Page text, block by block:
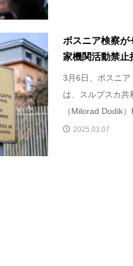
ボスニア検察が
家機関活動禁止
3月6日、ボスニ
は、スルプスカ共
（Milorad Dodik）
2025.03.07